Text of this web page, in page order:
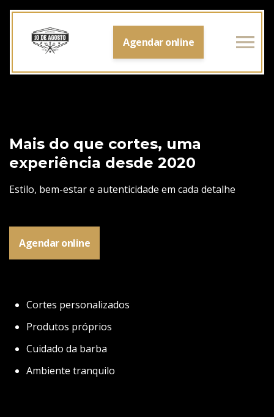
Agendar online
Mais do que cortes, uma
experiência desde 2020
Estilo, bem-estar e autenticidade em cada detalhe
Agendar online
Cortes personalizados
Produtos próprios
Cuidado da barba
Ambiente tranquilo